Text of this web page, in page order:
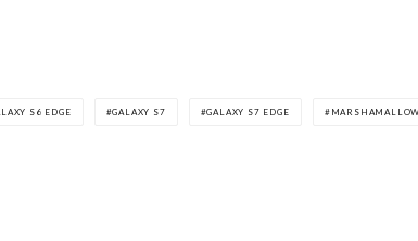
S6 EDGE GALAXY S7 GALAXY S7 EDGE MARSHAMALLOW